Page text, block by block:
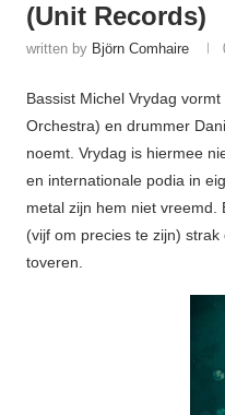
(Unit Records)
written by Björn Comhaire
Bassist Michel Vrydag
Orchestra) en drummer
noemt. Vrydag is hiermee
en internationale podia in
metal zijn hem niet vreemd.
(vijf om precies te zijn)
toveren.